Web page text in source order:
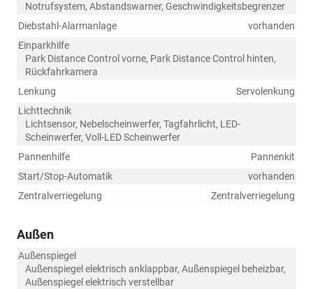
Notrufsystem, Abstandswarner, Geschwindigkeitsbegrenzer
Diebstahl-Alarmanlage
vorhanden
Einparkhilfe
Park Distance Control vorne, Park Distance Control hinten,
Rückfahrkamera
Lenkung
Servolenkung
Lichttechnik
Lichtsensor, Nebelscheinwerfer, Tagfahrlicht, LED-
Scheinwerfer, Voll-LED Scheinwerfer
Pannenhilfe
Pannenkit
Start/Stop-Automatik
vorhanden
Zentralverriegelung
Zentralverriegelung
Außen
Außenspiegel
Außenspiegel elektrisch anklappbar, Außenspiegel beheizbar,
Außenspiegel elektrisch verstellbar